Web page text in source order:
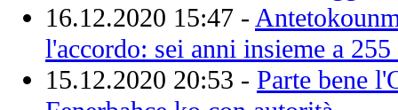
16.12.2020 15:47 -
l'accordo: sei anni insieme a
15.12.2020 20:53 - Parte bene